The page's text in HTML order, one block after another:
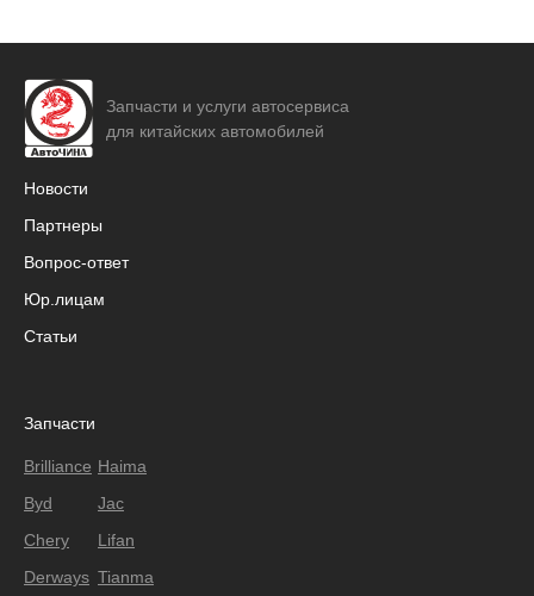
Запчасти и услуги автосервиса
для китайских автомобилей
Новости
Партнеры
Вопрос-ответ
Юр.лицам
Статьи
Запчасти
Brilliance
Byd
Chery
Derways
Haima
Jac
Lifan
Tianma